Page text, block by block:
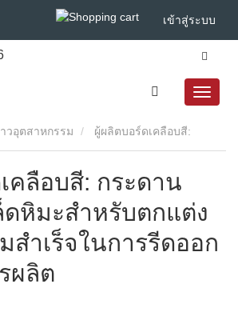
เข้าสู่ระบบ
วอุตสาหกรรม
มะสําหรับตกแต่งประสบความสําเร็จในการ
ต
คลือบสี: กระดาน
ดหิมะสําหรับตกแต่ง
สําเร็จในการรีดออก
ผลิต